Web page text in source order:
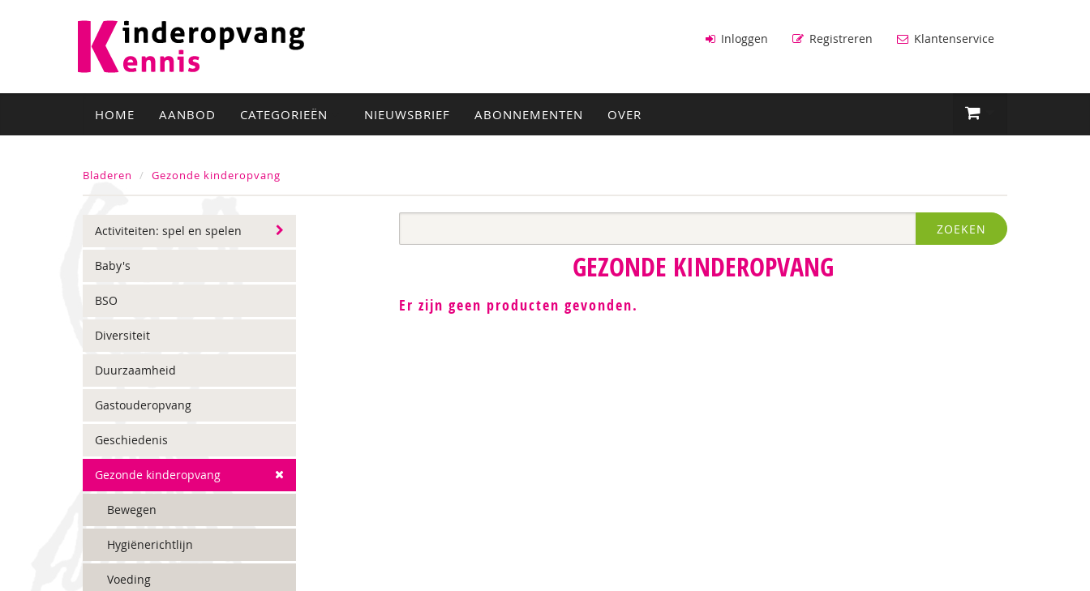
Inloggen Registreren Klantenservice
HOME AANBOD CATEGORIEËN NIEUWSBRIEF ABONNEMENTEN OVER
Bladeren Gezonde kinderopvang
Activiteiten: spel en spelen
Baby's
BSO
Diversiteit
Duurzaamheid
Gastouderopvang
Geschiedenis
Gezonde kinderopvang
Bewegen
Hygiënerichtlijn
Voeding
ZOEKEN
GEZONDE KINDEROPVANG
Er zijn geen producten gevonden.